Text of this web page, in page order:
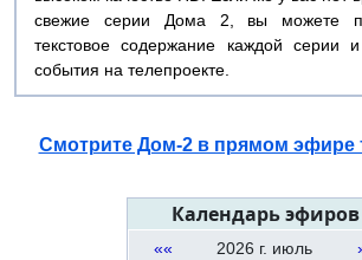
свежие серии Дома 2, вы можете
текстовое содержание каждой серии
события на телепроекте.
Смотрите Дом-2 в прямом эфире
Календарь эфиров
«« 2026 г. июль